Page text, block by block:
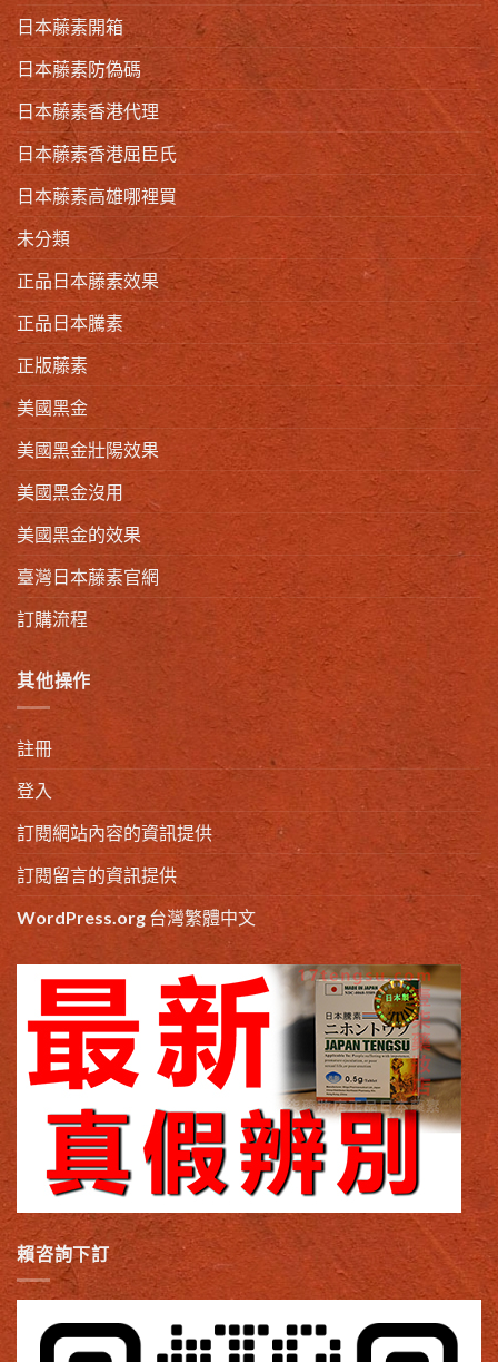
日本藤素開箱
日本藤素防偽碼
日本藤素香港代理
日本藤素香港屈臣氏
日本藤素高雄哪裡買
未分類
正品日本藤素效果
正品日本騰素
正版藤素
美國黑金
美國黑金壯陽效果
美國黑金沒用
美國黑金的效果
臺灣日本藤素官網
訂購流程
其他操作
註冊
登入
訂閱網站內容的資訊提供
訂閱留言的資訊提供
WordPress.org 台灣繁體中文
賴咨詢下訂